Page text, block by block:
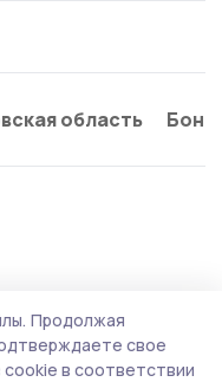
область
Продолжая
свое
cookie в соответствии